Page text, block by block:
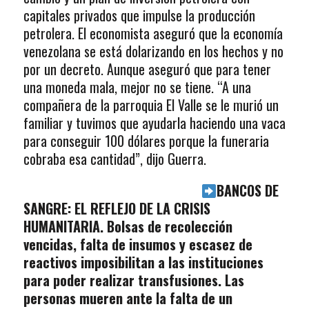
capitales privados que impulse la producción
petrolera. El economista aseguró que la economía
venezolana se está dolarizando en los hechos y no
por un decreto. Aunque aseguró que para tener
una moneda mala, mejor no se tiene. “A una
compañera de la parroquia El Valle se le murió un
familiar y tuvimos que ayudarla haciendo una vaca
para conseguir 100 dólares porque la funeraria
cobraba esa cantidad”, dijo Guerra.
BANCOS DE
SANGRE: EL REFLEJO DE LA CRISIS
HUMANITARIA. Bolsas de recolección
vencidas, falta de insumos y escasez de
reactivos imposibilitan a las instituciones
para poder realizar transfusiones. Las
personas mueren ante la falta de un